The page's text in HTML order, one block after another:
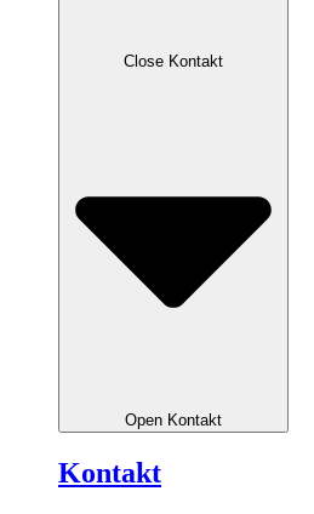
Close Kontakt
Open Kontakt
Kontakt